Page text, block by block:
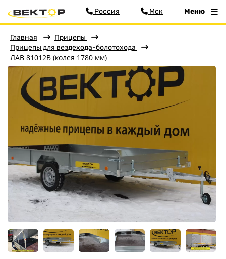
Меню
Главная
Прицепы
Бортовые
Для водной техники
Спец. назначения
Одноосные
Россия Мск Меню
Главная
Прицепы
Прицепы для вездехода-болотохода
ЛАВ 81012B (колея 1780 мм)